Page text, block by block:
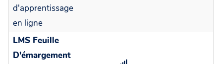
d'apprentissage
en ligne
LMS Feuille
D'émargement